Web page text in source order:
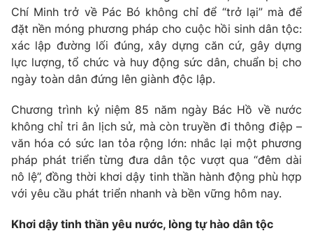
Hitech Công nghệ tương lai
Sản phẩm
Thị trường
Giao lưu trực tuyến
Lịch phát sóng
Chuyên mục khác
Emagazine Podcast
Photo Infographic
Video Shorts video
Chí Minh trở về Pác Bó không chỉ để “trở lại” mà để
đặt nền móng phương pháp cho cuộc hồi sinh dân tộc:
xác lập đường lối đúng, xây dựng căn cứ, gây dựng
lực lượng, tổ chức và huy động sức dân, chuẩn bị cho
ngày toàn dân đứng lên giành độc lập.
Chương trình kỷ niệm 85 năm ngày Bác Hồ về nước
không chỉ tri ân lịch sử, mà còn truyền đi thông điệp –
văn hóa có sức lan tỏa rộng lớn: nhắc lại một phương
pháp phát triển từng đưa dân tộc vượt qua “đêm dài
nô lệ”, đồng thời khơi dậy tinh thần hành động phù hợp
với yêu cầu phát triển nhanh và bền vững hôm nay.
Khơi dậy tinh thần yêu nước, lòng tự hào dân tộc